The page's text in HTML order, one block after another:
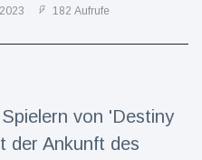
182 Aufrufe
von 'Destiny
der Ankunft des